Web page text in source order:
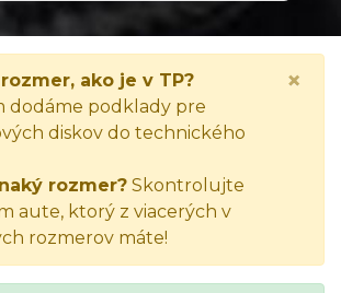
ako je v TP?
dodáme podklady pre
diskov do technického
rozmer? Skontrolujte
aute, ktorý z viacerých v
rozmerov máte!
×